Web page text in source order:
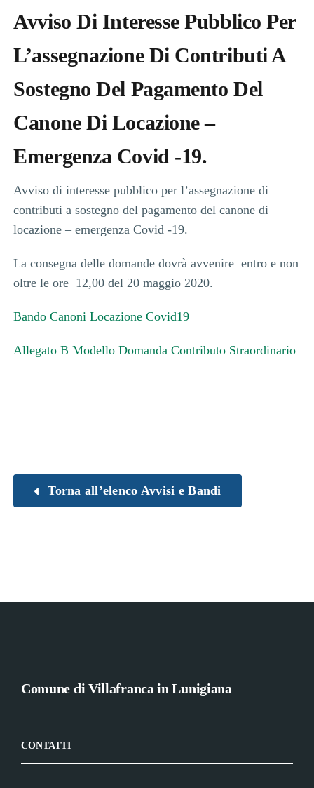
Avviso Di Interesse Pubblico Per
L’assegnazione Di Contributi A
Sostegno Del Pagamento Del
Canone Di Locazione –
Emergenza Covid -19.
Avviso di interesse pubblico per l’assegnazione di
contributi a sostegno del pagamento del canone di
locazione – emergenza Covid -19.
La consegna delle domande dovrà avvenire entro e non
oltre le ore 12,00 del 20 maggio 2020.
Bando Canoni Locazione Covid19
Allegato B Modello Domanda Contributo Straordinario
Torna all’elenco Avvisi e Bandi
Comune di Villafranca in Lunigiana
CONTATTI